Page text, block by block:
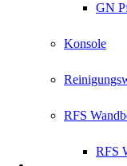
GN
Konsole
RFS
RFS